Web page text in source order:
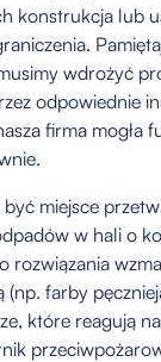
konstrukcja lub
wdrożyć
odpowiednie
firma mogła
być miejsce
w hali o
rozwiązania
farby
które reagują